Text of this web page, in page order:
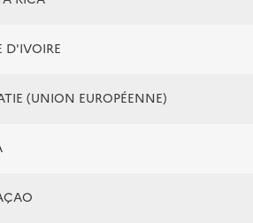
D'IVOIRE
(UNION EUROPÉENNE)